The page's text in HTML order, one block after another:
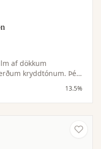
af dökkum
kryddtónum. Þétt
kryddaðri eik og
13.5%